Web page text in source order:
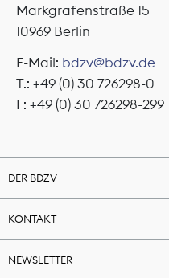
Markgrafenstraße 15
10969 Berlin
E-Mail: bdzv@bdzv.de
T.: +49 (0) 30 726298-0
F: +49 (0) 30 726298-299
DER BDZV
KONTAKT
NEWSLETTER